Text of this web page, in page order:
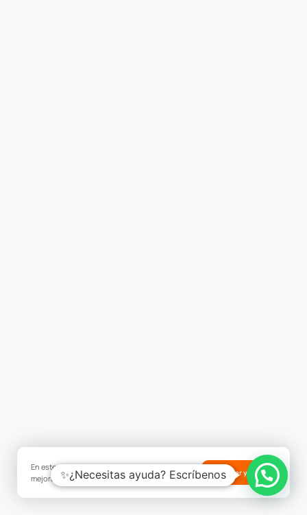
En este sitio web utilizamos cookies para
mejorar tu experiencia.
Aceptar y cerrar
✨¿Necesitas ayuda? Escríbenos